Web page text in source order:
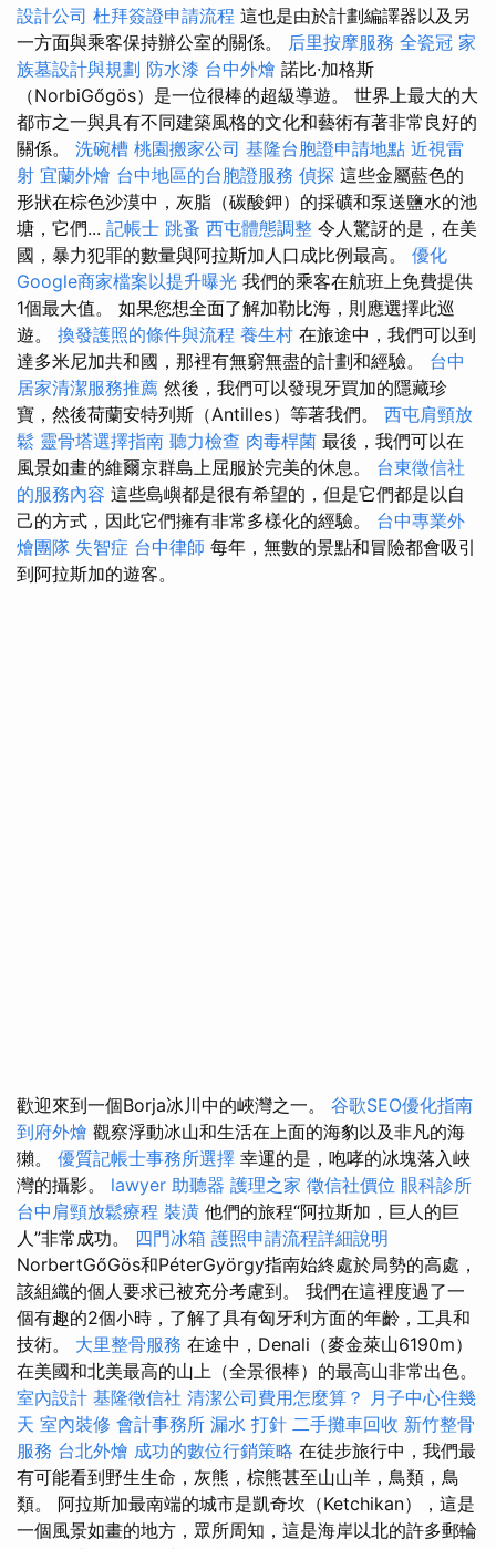
設計公司 杜拜簽證申請流程 這也是由於計劃編譯器以及另
一方面與乘客保持辦公室的關係。 后里按摩服務 全瓷冠 家
族墓設計與規劃 防水漆 台中外燴 諾比·加格斯
（NorbiGőgös）是一位很棒的超級導遊。 世界上最大的大
都市之一與具有不同建築風格的文化和藝術有著非常良好的
關係。 洗碗槽 桃園搬家公司 基隆台胞證申請地點 近視雷
射 宜蘭外燴 台中地區的台胞證服務 偵探 這些金屬藍色的
形狀在棕色沙漠中，灰脂（碳酸鉀）的採礦和泵送鹽水的池
塘，它們... 記帳士 跳蚤 西屯體態調整 令人驚訝的是，在美
國，暴力犯罪的數量與阿拉斯加人口成比例最高。 優化
Google商家檔案以提升曝光 我們的乘客在航班上免費提供
1個最大值。 如果您想全面了解加勒比海，則應選擇此巡
遊。 換發護照的條件與流程 養生村 在旅途中，我們可以到
達多米尼加共和國，那裡有無窮無盡的計劃和經驗。 台中
居家清潔服務推薦 然後，我們可以發現牙買加的隱藏珍
寶，然後荷蘭安特列斯（Antilles）等著我們。 西屯肩頸放
鬆 靈骨塔選擇指南 聽力檢查 肉毒桿菌 最後，我們可以在
風景如畫的維爾京群島上屈服於完美的休息。 台東徵信社
的服務內容 這些島嶼都是很有希望的，但是它們都是以自
己的方式，因此它們擁有非常多樣化的經驗。 台中專業外
燴團隊 失智症 台中律師 每年，無數的景點和冒險都會吸引
到阿拉斯加的遊客。
歡迎來到一個Borja冰川中的峽灣之一。 谷歌SEO優化指南
到府外燴 觀察浮動冰山和生活在上面的海豹以及非凡的海
獺。 優質記帳士事務所選擇 幸運的是，咆哮的冰塊落入峽
灣的攝影。 lawyer 助聽器 護理之家 徵信社價位 眼科診所
台中肩頸放鬆療程 裝潢 他們的旅程“阿拉斯加，巨人的巨
人”非常成功。 四門冰箱 護照申請流程詳細說明
NorbertGőGös和PéterGyörgy指南始終處於局勢的高處，
該組織的個人要求已被充分考慮到。 我們在這裡度過了一
個有趣的2個小時，了解了具有匈牙利方面的年齡，工具和
技術。 大里整骨服務 在途中，Denali（麥金萊山6190m）
在美國和北美最高的山上（全景很棒）的最高山非常出色。
室內設計 基隆徵信社 清潔公司費用怎麼算？ 月子中心住幾
天 室內裝修 會計事務所 漏水 打針 二手攤車回收 新竹整骨
服務 台北外燴 成功的數位行銷策略 在徒步旅行中，我們最
有可能看到野生生命，灰熊，棕熊甚至山山羊，鳥類，鳥
類。 阿拉斯加最南端的城市是凱奇坎（Ketchikan），這是
一個風景如畫的地方，眾所周知，這是海岸以北的許多郵輪